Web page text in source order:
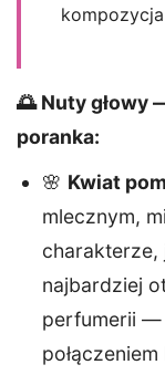
kompozycja
🌅 Nuty głowy
poranka:
🌸 Kwiat
mlecznym,
charakterze,
najbardziej
perfumerii —